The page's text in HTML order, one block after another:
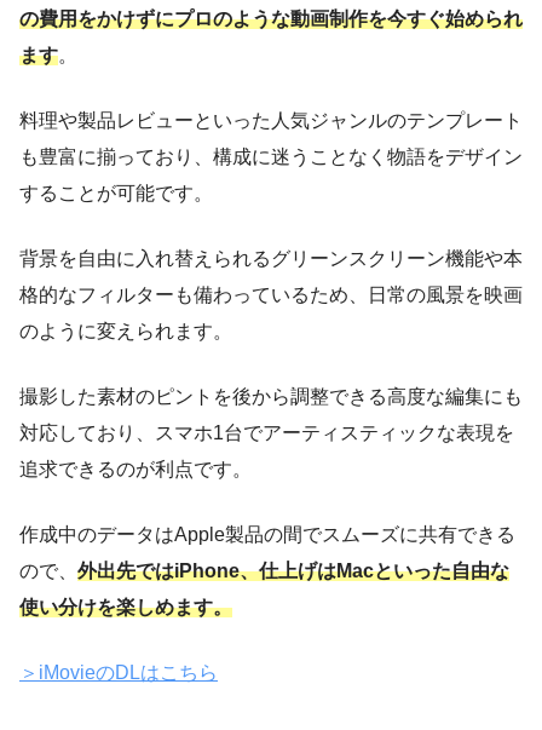
の費用をかけずにプロのような動画制作を今すぐ始められ
ます。
料理や製品レビューといった人気ジャンルのテンプレート
も豊富に揃っており、構成に迷うことなく物語をデザイン
することが可能です。
背景を自由に入れ替えられるグリーンスクリーン機能や本
格的なフィルターも備わっているため、日常の風景を映画
のように変えられます。
撮影した素材のピントを後から調整できる高度な編集にも
対応しており、スマホ1台でアーティスティックな表現を
追求できるのが利点です。
作成中のデータはApple製品の間でスムーズに共有できる
ので、 外出先ではiPhone、仕上げはMacといった自由な
使い分けを楽しめます。
＞iMovieのDLはこちら